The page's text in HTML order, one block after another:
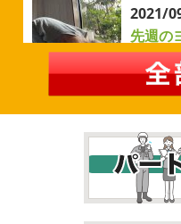
2026/
自転車
ヶ崎・
みなさ
過ごしですか？先日は娘
習に行ってきました
今
自転車に興味を示さなか
しいとお願いされたので
2026/
2021/
先週の
＊
先週の
ッグ
はおちゃんだいぶ
に、はおちゃんが積み上
先生の息子さんも
先生
ガ、運動の秋
皆様も是
2021/